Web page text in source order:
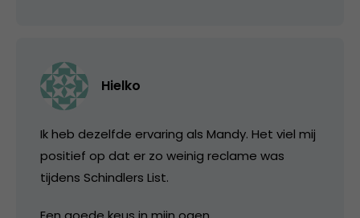
Hielko
Ik heb dezelfde ervaring als Mandy. Het viel mij
positief op dat er zo weinig reclame was
tijdens Schindlers List.